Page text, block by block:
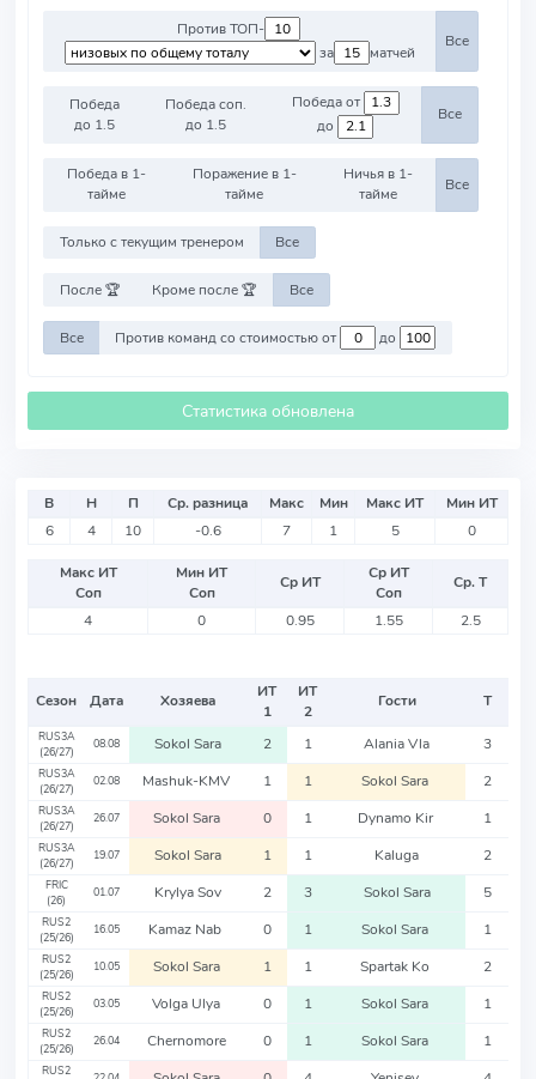
Против ТОП-
за
матчей
Все
Победа
до 1.5
Победа соп.
до 1.5
Победа от
до
Все
Победа в 1-
тайме
Поражение в 1-
тайме
Ничья в 1-
тайме
Все
Только с текущим тренером Все
После 🏆 Кроме после 🏆 Все
Все Против команд со стоимостью от до
Статистика обновлена
В Н П Ср. разница Макс Мин Макс ИТ
Мин ИТ
6
4 10 -0.6 7 1 5 0
Макс ИТ
Соп
Мин ИТ
Соп
Ср ИТ
Ср ИТ
Соп
Ср. Т
4
0 0.95 1.55 2.5
Сезон Дата Хозяева
ИТ
1
ИТ
2
Гости Т
RUS3A
(26/27)
08.08 Sokol Sara 2 1 Alania Vla 3
RUS3A
(26/27)
02.08 Mashuk-KMV 1 1 Sokol Sara 2
RUS3A
(26/27)
26.07 Sokol Sara 0 1 Dynamo Kir 1
RUS3A
(26/27)
19.07 Sokol Sara 1 1 Kaluga 2
FRIC
(26)
01.07 Krylya Sov 2 3 Sokol Sara 5
RUS2
(25/26)
16.05 Kamaz Nab 0 1 Sokol Sara 1
RUS2
(25/26)
10.05 Sokol Sara 1 1 Spartak Ko 2
RUS2
(25/26)
03.05 Volga Ulya 0 1 Sokol Sara 1
RUS2
(25/26)
26.04 Chernomore 0 1 Sokol Sara 1
RUS2